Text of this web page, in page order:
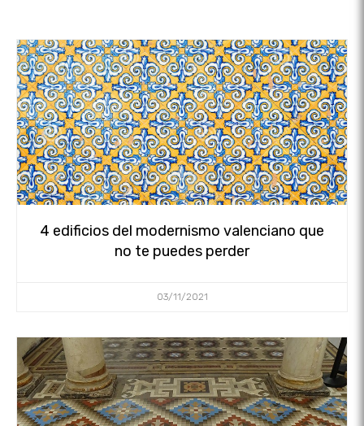
4 edificios del modernismo valenciano que
no te puedes perder
03/11/2021